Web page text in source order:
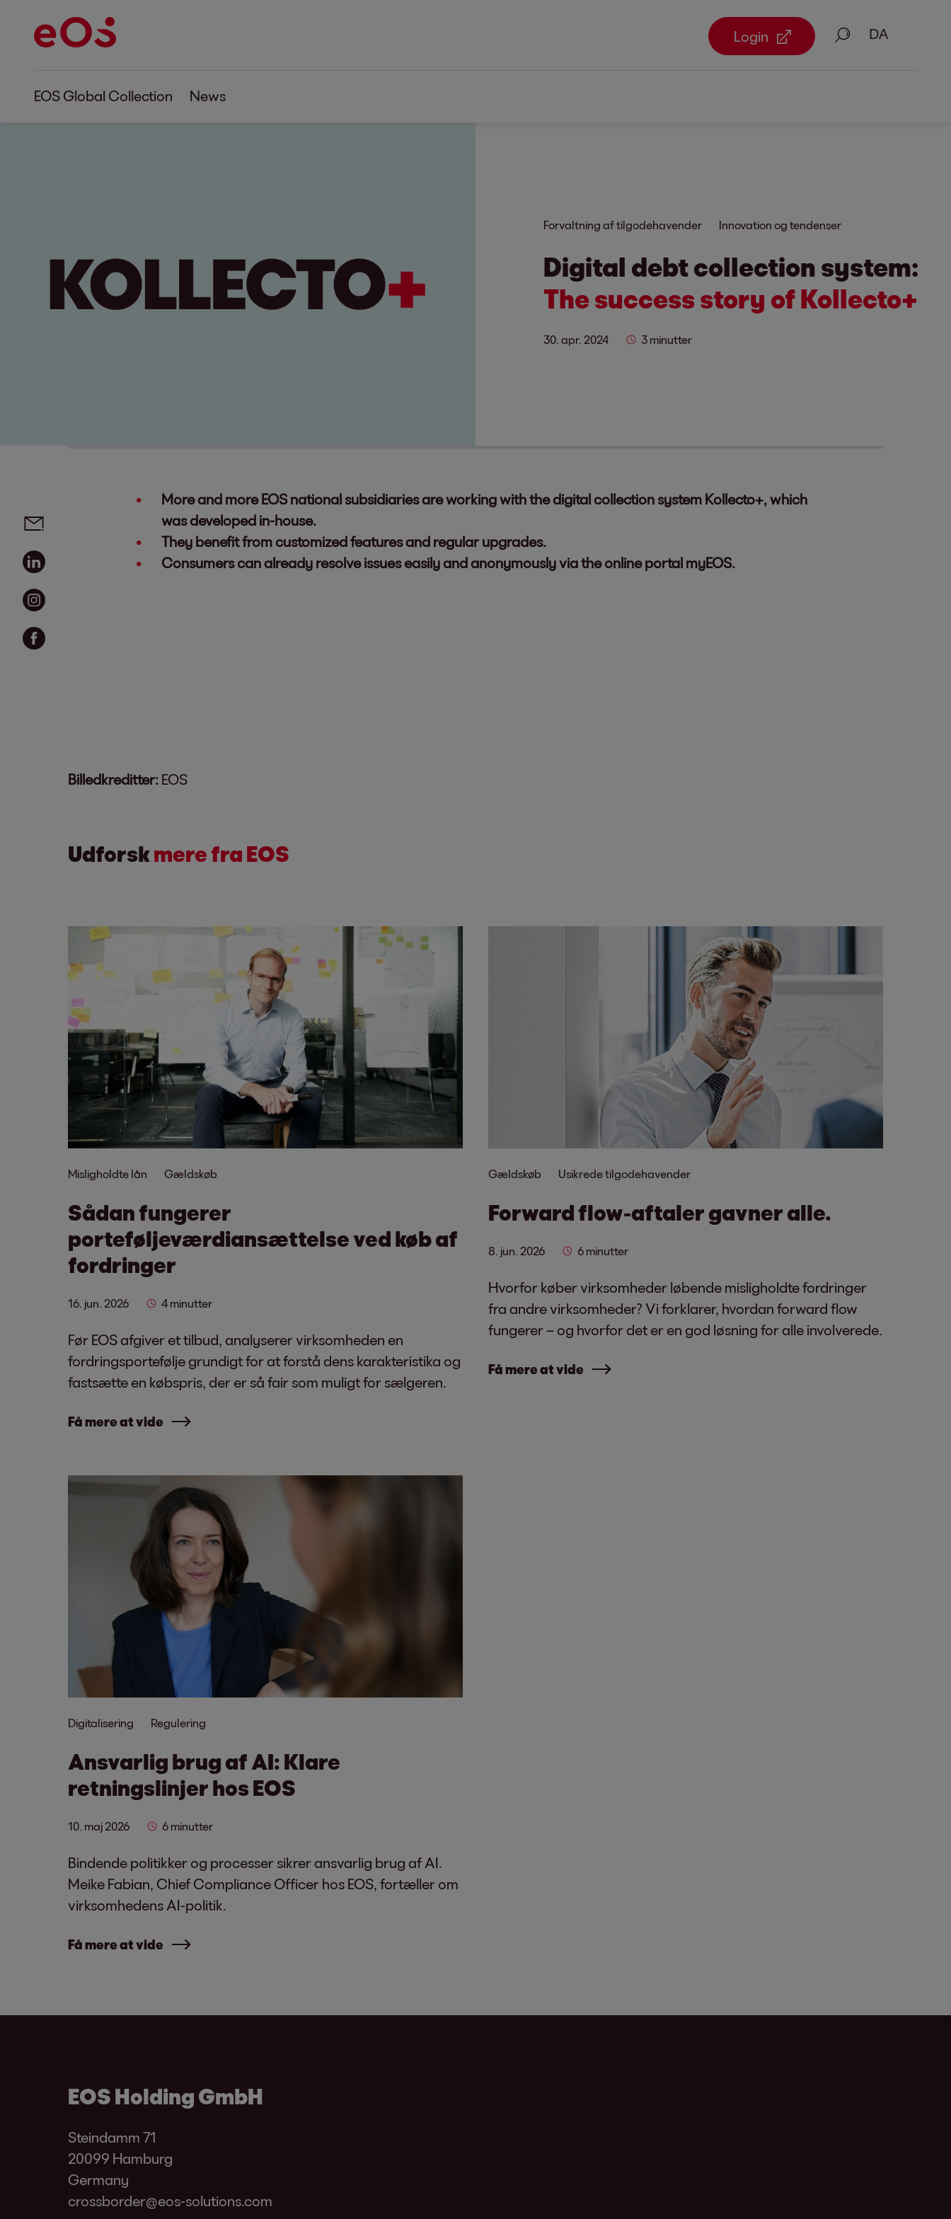
Login Søg på
EOS Global Collection News
Forvaltning af tilgodehavender Innovation og tendenser
Digital debt collection system:
The success story of Kollecto+
30. apr. 2024 3 minutter
More and more EOS national subsidiaries are working with the digital collection system Kollecto+, which
was developed in-house.
They benefit from customized features and regular upgrades.
Consumers can already resolve issues easily and anonymously via the online portal myEOS.
Billedkreditter: EOS
Udforskmere fra EOS
Misligholdte lån Gældskøb
Sådan fungerer
porteføljeværdiansættelse ved køb af
fordringer
16. jun. 2026 4 minutter
Før EOS afgiver et tilbud, analyserer virksomheden en
fordringsportefølje grundigt for at forstå dens karakteristika og
fastsætte en købspris, der er så fair som muligt for sælgeren.
Få mere at vide
Gældskøb Usikrede tilgodehavender
Forward flow-aftaler gavner alle.
8. jun. 2026 6 minutter
Hvorfor køber virksomheder løbende misligholdte fordringer
fra andre virksomheder? Vi forklarer, hvordan forward flow
fungerer – og hvorfor det er en god løsning for alle involverede.
Få mere at vide
Digitalisering Regulering
Ansvarlig brug af AI: Klare
retningslinjer hos EOS
10. maj 2026 6 minutter
Bindende politikker og processer sikrer ansvarlig brug af AI.
Meike Fabian, Chief Compliance Officer hos EOS, fortæller om
virksomhedens AI-politik.
Få mere at vide
Social media links - share article
EOS Holding GmbH
Steindamm 71
20099 Hamburg
Germany
crossborder@eos-solutions.com